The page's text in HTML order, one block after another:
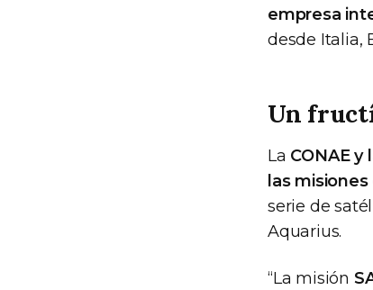
empresa
desde Italia,
Un
La CONAE
las
serie de
Aquarius.
“La misión